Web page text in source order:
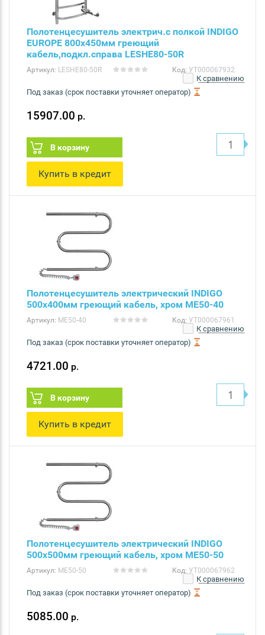
Полотенцесушитель электрич.с полкой INDIGO
EUROPE 800х450мм греющий
кабель,подкл.справа LESHE80-50R
Артикул: LESHE80-50R Код: УТ000067932
К сравнению
Под заказ (срок поставки уточняет оператор)
15907.00 р.
В корзину
Купить в кредит
Полотенцесушитель электрический INDIGO
500х400мм греющий кабель, хром ME50-40
Артикул: ME50-40 Код: УТ000067961
К сравнению
Под заказ (срок поставки уточняет оператор)
4721.00 р.
В корзину
Купить в кредит
Полотенцесушитель электрический INDIGO
500х500мм греющий кабель, хром ME50-50
Артикул: ME50-50 Код: УТ000067962
К сравнению
Под заказ (срок поставки уточняет оператор)
5085.00 р.